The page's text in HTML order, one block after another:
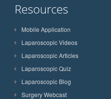
Resources
Mobile Application
Laparoscopic Videos
Laparoscopic Articles
Laparoscopic Quiz
Laparoscopic Blog
Surgery Webcast